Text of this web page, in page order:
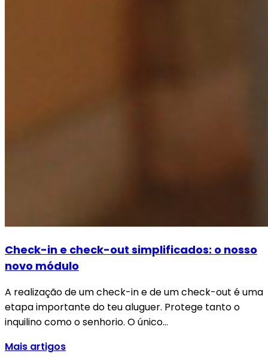
Check-in e check-out simplificados: o nosso
novo módulo
A realização de um check-in e de um check-out é uma
etapa importante do teu aluguer. Protege tanto o
inquilino como o senhorio. O único…
Mais artigos